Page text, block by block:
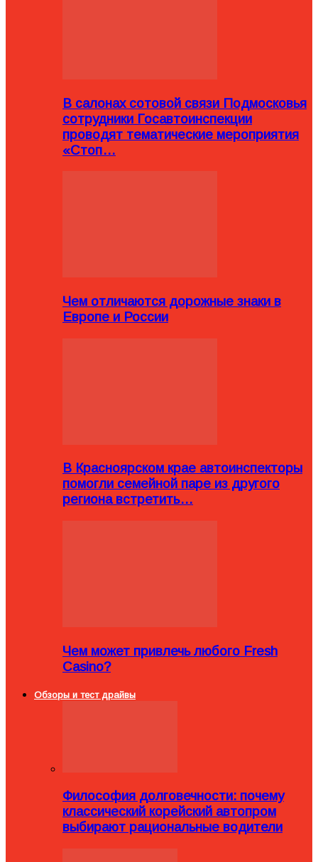
В салонах сотовой связи Подмосковья
сотрудники Госавтоинспекции
проводят тематические мероприятия
«Стоп…
Чем отличаются дорожные знаки в
Европе и России
В Красноярском крае автоинспекторы
помогли семейной паре из другого
региона встретить…
Чем может привлечь любого Fresh
Casino?
Обзоры и тест драйвы
Философия долговечности: почему
классический корейский автопром
выбирают рациональные водители